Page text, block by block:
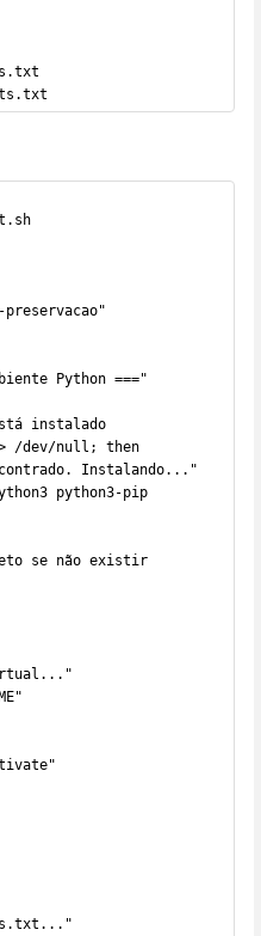
preservacao"
Python ==="
instalado
/dev/null; then
Instalando..."
python3-pip
se não existir